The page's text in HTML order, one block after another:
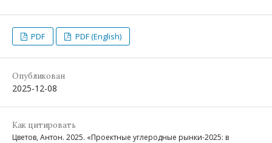
PDF PDF (English)
Опубликован
2025-12-08
Как цитировать
Цветов, Антон. 2025. «Проектные углеродные рынки-2025: в